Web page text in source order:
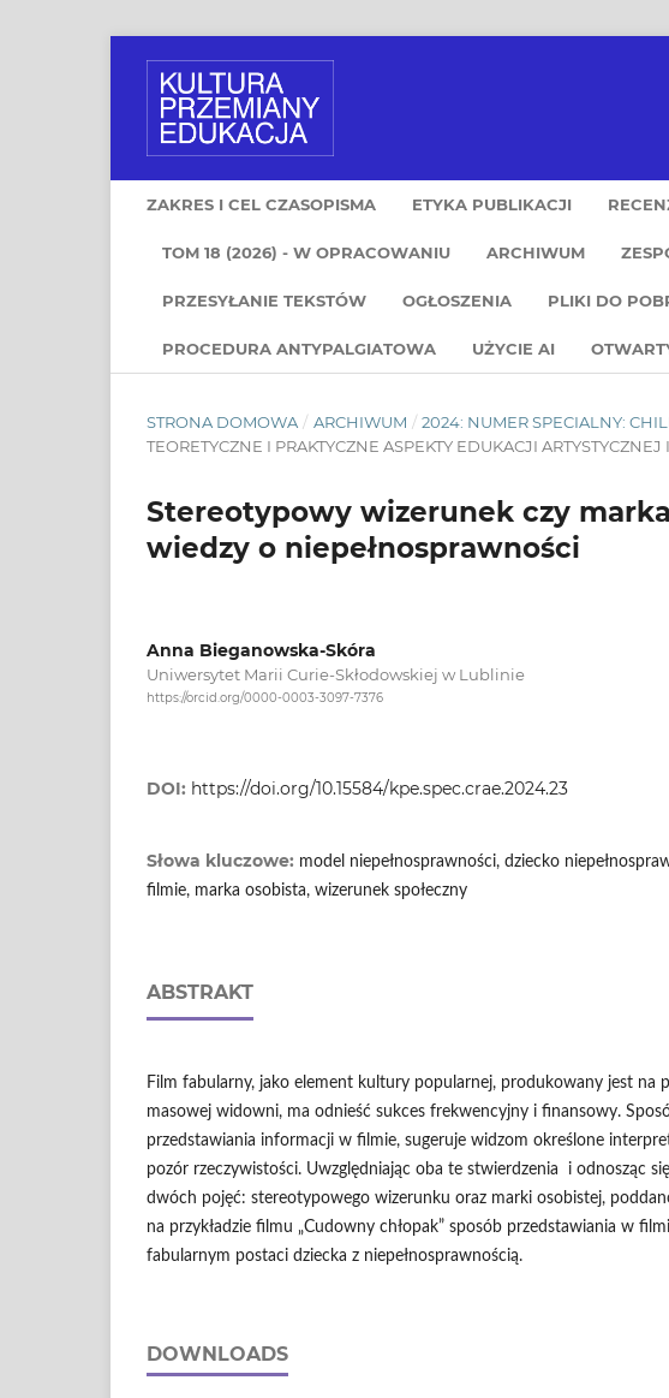
ZAKRES I CEL CZASOPISMA ETYKA PUBLIKACJI
TOM 18 (2026) - W OPRACOWANIU ARCHIWUM
PRZESYŁANIE TEKSTÓW OGŁOSZENIA PLIKI DO
PROCEDURA ANTYPALGIATOWA UŻYCIE AI
STRONA DOMOWA / ARCHIWUM / 2024: NUMER SPECIALNY:
TEORETYCZNE I PRAKTYCZNE ASPEKTY EDUKACJI
Stereotypowy wizerunek czy
wiedzy o niepełnosprawności
Anna Bieganowska-Skóra
Uniwersytet Marii Curie-Skłodowskiej w Lublinie
https://orcid.org/0000-0003-3097-7376
DOI: https://doi.org/10.15584/kpe.spec.crae.2024.23
Słowa kluczowe: model niepełnosprawności, dziecko
filmie, marka osobista, wizerunek społeczny
ABSTRAKT
Film fabularny, jako element kultury popularnej, produkowany jest na
masowej widowni, ma odnieść sukces frekwencyjny i finansowy.
przedstawiania informacji w filmie, sugeruje widzom określone
pozór rzeczywistości. Uwzględniając oba te stwierdzenia i odnosząc
dwóch pojęć: stereotypowego wizerunku oraz marki osobistej,
na przykładzie filmu „Cudowny chłopak” sposób przedstawiania w
fabularnym postaci dziecka z niepełnosprawnością.
DOWNLOADS